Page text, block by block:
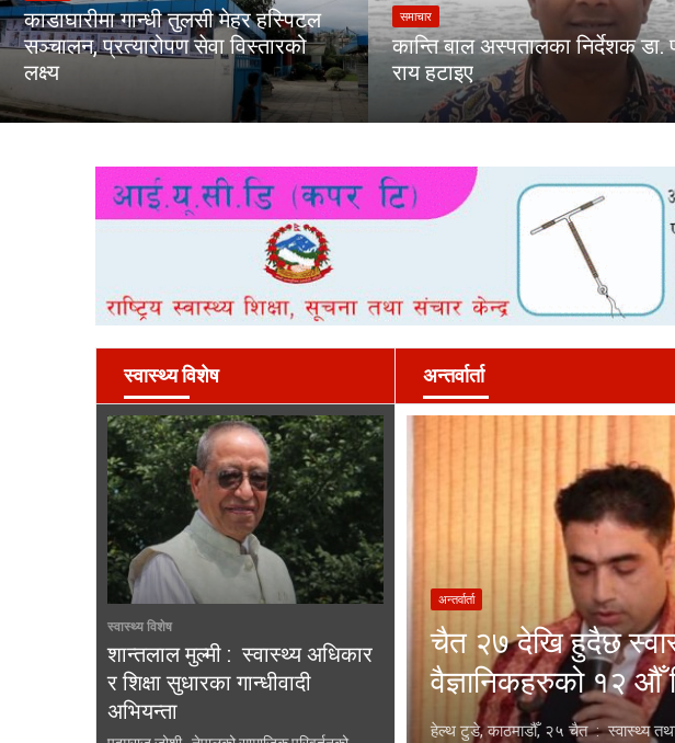
काडाघारीमा गान्धी तुलसी मेहर हस्पिटल
सञ्चालन, प्रत्यारोपण सेवा विस्तारको
लक्ष्य
समाचार
कान्ति बाल अस्पतालका निर्देशक
राय हटाइए
अन्तर्वार्ता
अन्तर्वार्ता
चैत २७ देखि हुदैछ
वैज्ञानिकहरुको १२
हेल्थ टुडे, काठमाडौँ, २५ चैत : स्वास्थ्य
स्वास्थ्य विशेष
स्वास्थ्य विशेष
शान्तलाल मुल्मी : स्वास्थ्य अधिकार
र शिक्षा सुधारका गान्धीवादी
अभियन्ता